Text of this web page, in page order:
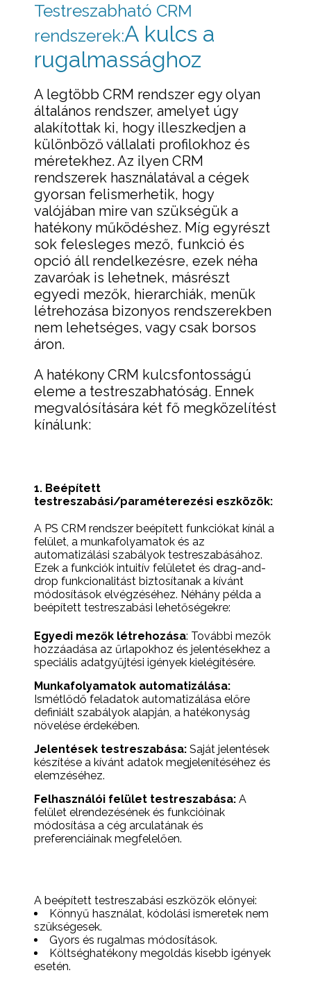
Testreszabható CRM
rendszerek:A kulcs a
rugalmassághoz
A legtöbb CRM rendszer egy olyan
általános rendszer, amelyet úgy
alakítottak ki, hogy illeszkedjen a
különböző vállalati profilokhoz és
méretekhez. Az ilyen CRM
rendszerek használatával a cégek
gyorsan felismerhetik, hogy
valójában mire van szükségük a
hatékony működéshez. Míg egyrészt
sok felesleges mező, funkció és
opció áll rendelkezésre, ezek néha
zavaróak is lehetnek, másrészt
egyedi mezők, hierarchiák, menük
létrehozása bizonyos rendszerekben
nem lehetséges, vagy csak borsos
áron.
A hatékony CRM kulcsfontosságú
eleme a testreszabhatóság. Ennek
megvalósítására két fő megközelítést
kínálunk:
1. Beépített
testreszabási/paraméterezési eszközök:
A PS CRM rendszer beépített funkciókat kínál a
felület, a munkafolyamatok és az
automatizálási szabályok testreszabásához.
Ezek a funkciók intuitív felületet és drag-and-
drop funkcionalitást biztosítanak a kívánt
módosítások elvégzéséhez. Néhány példa a
beépített testreszabási lehetőségekre:
Egyedi mezők létrehozása: További mezők
hozzáadása az űrlapokhoz és jelentésekhez a
speciális adatgyűjtési igények kielégítésére.
Munkafolyamatok automatizálása:
Ismétlődő feladatok automatizálása előre
definiált szabályok alapján, a hatékonyság
növelése érdekében.
Jelentések testreszabása: Saját jelentések
készítése a kívánt adatok megjelenítéséhez és
elemzéséhez.
Felhasználói felület testreszabása: A
felület elrendezésének és funkcióinak
módosítása a cég arculatának és
preferenciáinak megfelelően.
A beépített testreszabási eszközök előnyei:
Könnyű használat, kódolási ismeretek nem
szükségesek.
Gyors és rugalmas módosítások.
Költséghatékony megoldás kisebb igények
esetén.